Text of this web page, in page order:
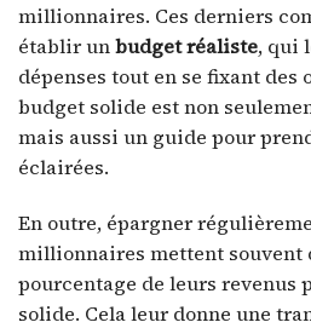
millionnaires. Ces derniers
établir unbudget réaliste, qui
dépenses tout en se fixant des
budget solide est non
mais aussi un guide pour
éclairées.
En outre, épargner
millionnaires mettent souvent
pourcentage de leurs revenus
solide. Cela leur donne une